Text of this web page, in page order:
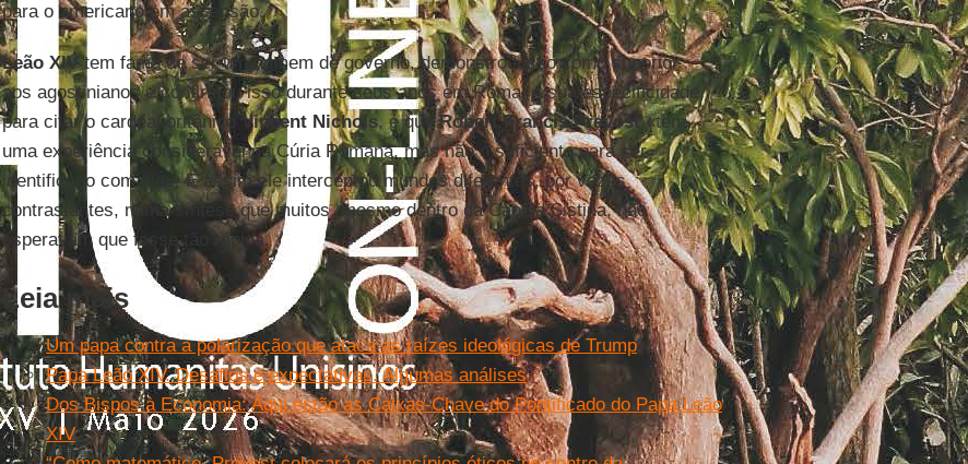
para o americano em ascensão.
Leão XIVtem fama de ser um homem de governo, demonstrou isso como superior
aos agostinianos e confirmou isso durante seus anos em Roma. A sua especificidade,
para citar o cardeal britânicoVincent Nichols, é queRobert Francis Prevost«tem
uma experiência considerável na Cúria Romana, mas não o suficiente para ser
identificado com ela». E assim ele interceptou mundos diferentes, por vezes
contrastantes, numa síntese que muitos, mesmo dentro da Capela Sistina, não
esperavam que fosse tão rápida.
Leia mais
Um papa contra a polarização que ataca as raízes ideológicas de Trump
Papa Leão XIV. Desafios e expectativas. Algumas análises
Dos Bispos à Economia: Aqui estão as Caixas-Chave do Pontificado do Papa Leão
XIV